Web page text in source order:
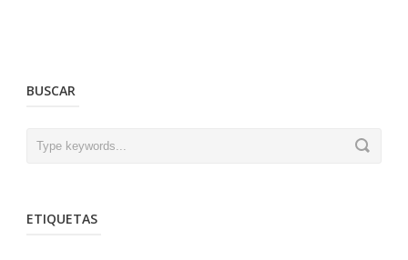
BUSCAR
ETIQUETAS